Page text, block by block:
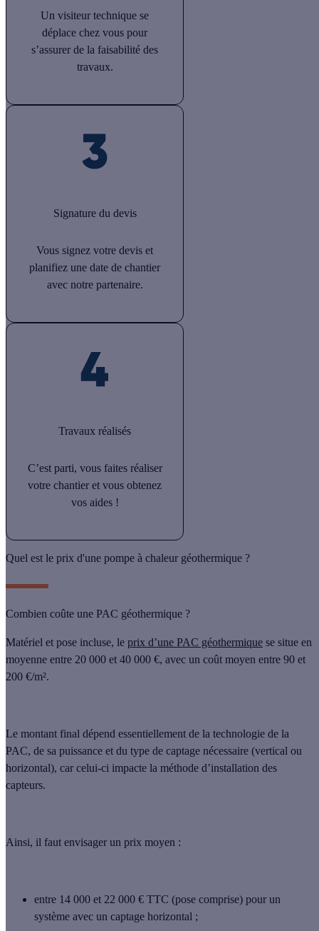
Un visiteur technique se
déplace chez vous pour
s’assurer de la faisabilité des
travaux.
Signature du devis
Vous signez votre devis et
planifiez une date de chantier
avec notre partenaire.
Travaux réalisés
C’est parti, vous faites réaliser
votre chantier et vous obtenez
vos aides !
Quel est le prix d'une pompe à chaleur géothermique ?
Combien coûte une PAC géothermique ?
Matériel et pose incluse, le prix d’une PAC géothermique se situe en
moyenne entre 20 000 et 40 000 €, avec un coût moyen entre 90 et
200 €/m².
Le montant final dépend essentiellement de la technologie de la
PAC, de sa puissance et du type de captage nécessaire (vertical ou
horizontal), car celui-ci impacte la méthode d’installation des
capteurs.
Ainsi, il faut envisager un prix moyen :
entre 14 000 et 22 000 € TTC (pose comprise) pour un
système avec un captage horizontal ;